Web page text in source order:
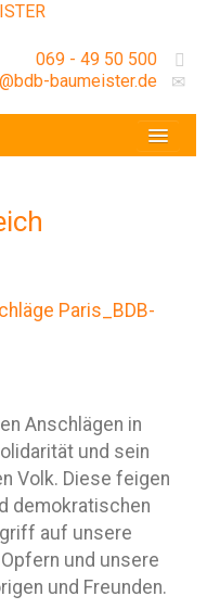
069 - 49 50 500
baumeister.de
Anschlägen in
und sein
Volk. Diese feigen
demokratischen
auf unsere
und unsere
und Freunden.